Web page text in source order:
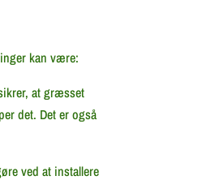
kan være:
at græsset
det. Det er også
ved at installere